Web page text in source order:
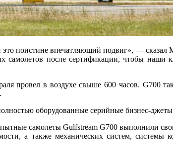
поистине впечатляющий подвиг», —
самолетов после сертификации, чтобы
провел в воздухе свыше 600 часов. G700
оборудованные серийные бизнес-
самолеты Gulfstream G700 выполнили
а также механических систем, системы